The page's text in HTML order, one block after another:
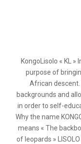
KongoLisolo « KL
purpose of
African descent.
backgrounds and
in order to self-
Why the name
means « The
of leopards »